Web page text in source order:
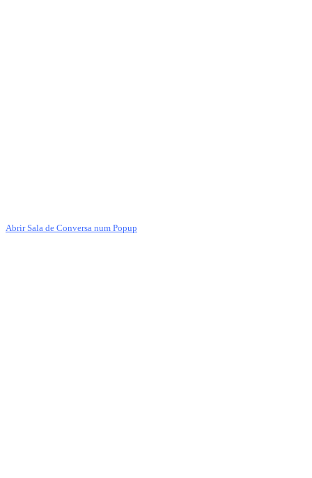
Abrir Sala de Conversa num Popup